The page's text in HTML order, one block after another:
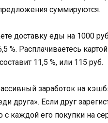
суммируются.
доставку еды на 1000
%. Расплачиваетесь
11,5 %, или 115 руб.
заработок на
друга». Если друг
с каждой его покупки на